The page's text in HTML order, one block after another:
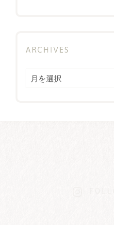
ARCHIVES
Archives